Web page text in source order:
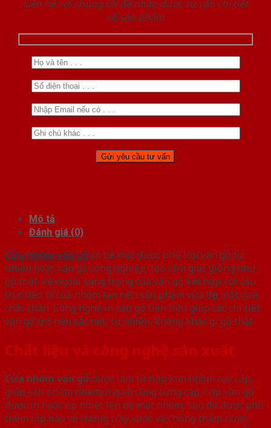
Liên hệ với chúng tôi để nhận được tư vấn chi tiết
về sản phẩm
Mô tả
Đánh giá (0)
Cửa nhôm vân gỗcó bề mặt được phủ lớp vân gỗ tự
nhiên hoặc vân gỗ công nghiệp, tạo cảm giác giống như
gỗ thật. Vẻ ngoài sang trọng của vân gỗ kết hợp với cấu
trúc bền bỉ của nhôm tạo nên sản phẩm vừa đẹp mắt vừa
chắc chắn. Công nghệ in vân gỗ tiên tiến giúp các chi tiết
vân gỗ trở nên sắc nét, tự nhiên, không khác gì gỗ thật.
Chất liệu và công nghệ sản xuất
Cửa nhôm vân gỗ được làm từ hợp kim nhôm cao cấp,
giúp sản phẩm nhẹ nhưng vô cùng cứng cáp. Lớp vân gỗ
được in hoặc ép nhiệt lên bề mặt nhôm, sau đó được phủ
thêm lớp bảo vệ chống trầy xước và chống thấm nước.